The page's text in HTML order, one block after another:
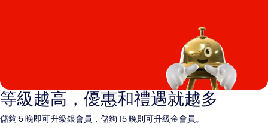
等級越高，優惠和禮遇就越多
儲夠 5 晚即可升級銀會員，儲夠 15 晚則可升級金會員。